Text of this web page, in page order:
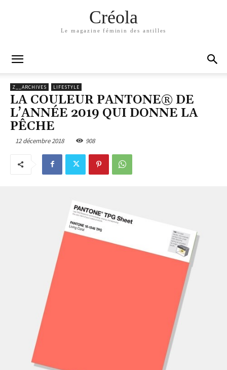
Créola
Le magazine féminin des antilles
Z__ARCHIVES LIFESTYLE
LA COULEUR PANTONE® DE
L’ANNÉE 2019 QUI DONNE LA
PÊCHE
12 décembre 2018 908